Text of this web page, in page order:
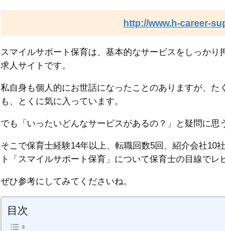
http://www.h-career-
スマイルサポート保育は、基本的なサービスをしっか
求人サイトです。
私自身も個人的にお世話になったことのありますが、
も、とくに気に入っています。
でも「いったいどんなサービスがあるの？」と疑問に思
そこで保育士経験14年以上、転職回数5回、紹介会社10
ト「スマイルサポート保育」について保育士の目線でレ
ぜひ参考にしてみてくださいね。
目次